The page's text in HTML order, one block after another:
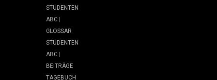
STUDENTEN
ABC |
GLOSSAR
STUDENTEN
ABC |
BEITRÄGE
TAGEBUCH